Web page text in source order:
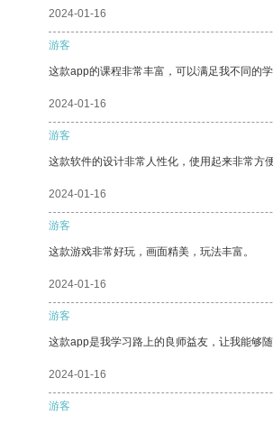
2024-01-16
游客
这款app的课程非常丰富，可以满足我不同的
2024-01-16
游客
这款软件的设计非常人性化，使用起来非常方便
2024-01-16
游客
这款游戏非常好玩，画面精美，玩法丰富。
2024-01-16
游客
这款app是我学习路上的良师益友，让我能够
2024-01-16
游客